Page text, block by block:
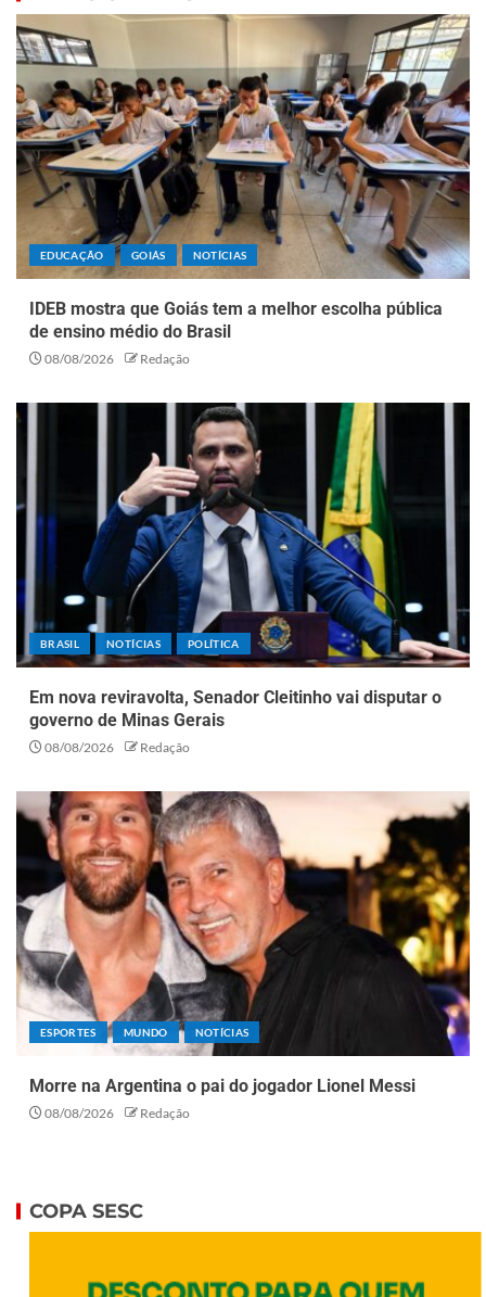
EDUCAÇÃO GOIÁS NOTÍCIAS
IDEB mostra que Goiás tem a melhor escolha pública
de ensino médio do Brasil
08/08/2026 Redação
BRASIL NOTÍCIAS POLÍTICA
Em nova reviravolta, Senador Cleitinho vai disputar o
governo de Minas Gerais
08/08/2026 Redação
ESPORTES MUNDO NOTÍCIAS
Morre na Argentina o pai do jogador Lionel Messi
08/08/2026 Redação
COPA SESC